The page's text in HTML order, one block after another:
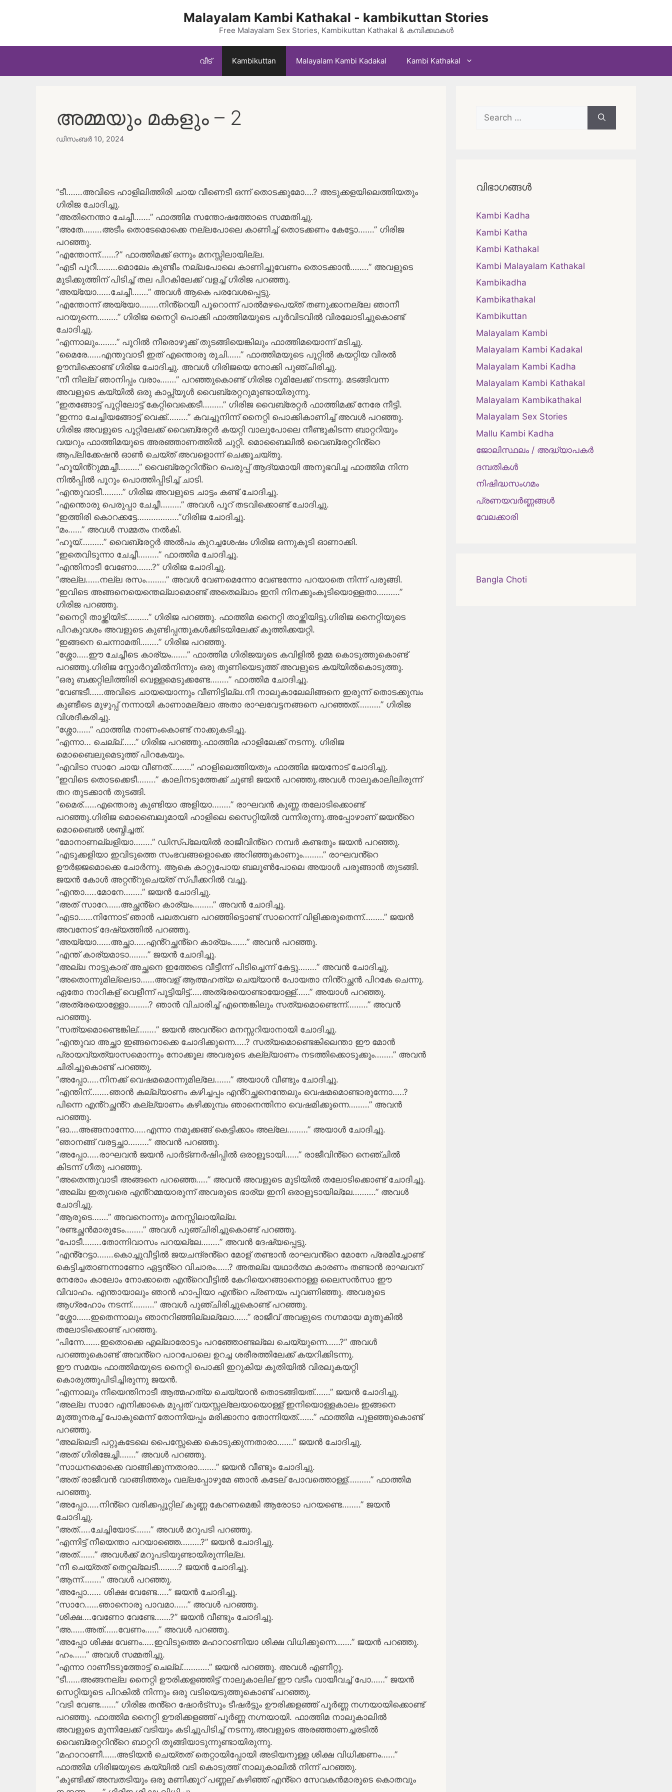
Malayalam Kambi Kathakal - kambikuttan Stories
Free Malayalam Sex Stories, Kambikuttan Kathakal & കമ്പിക്കഥകൾ
വീട് Kambikuttan Malayalam Kambi Kadakal Kambi Kathakal
അമ്മയും മകളും – 2
ഡിസംബർ 10, 2024
“ടീ…….അവിടെ ഹാളിലിത്തിരി ചായ വീണെടീ ഒന്ന് തൊടക്കുമോ….? അടുക്കളയിലെത്തിയതും
ഗിരിജ ചോദിച്ചു.
“അതിനെന്താ ചേച്ചീ…….” ഫാത്തിമ സന്തോഷത്തോടെ സമ്മതിച്ചു.
“അതേ……..അടീം തൊടേമൊക്കെ നല്ലപോലെ കാണിച്ച് തൊടക്കണം കേട്ടോ…….” ഗിരിജ
പറഞ്ഞു.
“എന്തോന്ന്…….?” ഫാത്തിമക്ക് ഒന്നും മനസ്സിലായില്ല.
“എടീ പൂറീ………മൊലേം കുണ്ടീം നല്ലപോലെ കാണിച്ചുവേണം തൊടക്കാൻ……..” അവളുടെ
മുടിക്കുത്തിന് പിടിച്ച് തല പിറകിലേക്ക് വളച്ച് ഗിരിജ പറഞ്ഞു.
“അയ്യോ……ചേച്ചീ…….” അവൾ ആകെ പരവേശപ്പെട്ടു.
“എന്തോന്ന് അയ്യോ……..നിൻ്റെയീ പൂറൊന്ന് പാൽമഴപെയ്ത് തണുക്കാനല്ലേ ഞാനീ
പറയുന്നെ………” ഗിരിജ നൈറ്റി പൊക്കി ഫാത്തിമയുടെ പൂർവിടവിൽ വിരലോടിച്ചുകൊണ്ട്
ചോദിച്ചു.
“എന്നാലും……..” പൂറിൽ നീരൊഴുക്ക് തുടങ്ങിയെങ്കിലും ഫാത്തിമയൊന്ന് മടിച്ചു.
“മൈരേ……എന്തുവാടീ ഇത് എന്തൊരു രുചി……” ഫാത്തിമയുടെ പൂറ്റിൽ കയറ്റിയ വിരൽ
ഊമ്പിക്കൊണ്ട് ഗിരിജ ചോദിച്ചു. അവൾ ഗിരിജയെ നോക്കി പുഞ്ചിരിച്ചു.
“നീ നില്ല് ഞാനിപ്പം വരാം…….” പറഞ്ഞുകൊണ്ട് ഗിരിജ റൂമിലേക്ക് നടന്നു. മടങ്ങിവന്ന
അവളുടെ കയ്യിൽ ഒരു കാപ്സ്യൂൾ വൈബ്രേറ്ററുമുണ്ടായിരുന്നു.
“ഇതങ്ങോട്ട് പൂറ്റിലോട്ട് കേറ്റിവെക്കെടീ………” ഗിരിജ വൈബ്രേറ്റർ ഫാത്തിമക്ക് നേരേ നീട്ടി.
“ഇന്നാ ചേച്ചിയങ്ങോട്ട് വെക്ക്………” കവച്ചുനിന്ന് നൈറ്റി പൊക്കികാണിച്ച് അവൾ പറഞ്ഞു.
ഗിരിജ അവളുടെ പൂറ്റിലേക്ക് വൈബ്രേറ്റർ കയറ്റി വാലുപോലെ നീണ്ടുകിടന്ന ബാറ്ററിയും
വയറും ഫാത്തിമയുടെ അരഞ്ഞാണത്തിൽ ചുറ്റി. മൊബൈലിൽ വൈബ്രേറ്ററിൻ്റെ
ആപ്ലിക്കേഷൻ ഓൺ ചെയ്ത് അവളൊന്ന് ചെക്കൂചയ്തു.
“ഹൂയിൻ്റുമ്മച്ചീ………” വൈബ്രേറ്ററിൻ്റെ പെരുപ്പ് ആദ്യമായി അനുഭവിച്ച ഫാത്തിമ നിന്ന
നിൽപ്പിൽ പൂറും പൊത്തിപ്പിടിച്ച് ചാടി.
“എന്തുവാടീ………” ഗിരിജ അവളുടെ ചാട്ടം കണ്ട് ചോദിച്ചു.
“എന്തൊരു പെരുപ്പാ ചേച്ചീ………” അവൾ പൂറ് തടവിക്കൊണ്ട് ചോദിച്ചു.
“ഇത്തിരി കൊറക്കട്ടേ………………”ഗിരിജ ചോദിച്ചു.
“മം……” അവൾ സമ്മതം നൽകി.
“ഹൂയ്……….” വൈബ്രേറ്റർ അൽപം കുറച്ചശേഷം ഗിരിജ ഒന്നുകൂടി ഓണാക്കി.
“ഇതെവിടുന്നാ ചേച്ചീ………” ഫാത്തിമ ചോദിച്ചു.
“എന്തിനാടീ വേണോ…….?” ഗിരിജ ചോദിച്ചു.
“അല്ല……നല്ല രസം………” അവൾ വേണമെന്നോ വേണ്ടന്നോ പറയാതെ നിന്ന് പരുങ്ങി.
“ഇവിടെ അങ്ങനെയെന്തെല്ലാമൊണ്ട് അതെല്ലാം ഇനി നിനക്കുംകൂടിയൊള്ളതാ……….”
ഗിരിജ പറഞ്ഞു.
“നൈറ്റി താഴ്ത്തിയിട്……….” ഗിരിജ പറഞ്ഞു. ഫാത്തിമ നൈറ്റി താഴ്ത്തിയിട്ടു.ഗിരിജ നൈറ്റിയുടെ
പിറകുവശം അവളുടെ കുണ്ടിപ്പന്തുകൾക്കിടയിലേക്ക് കുത്തിക്കയറ്റി.
“ഇങ്ങനെ ചെന്നാമതി……..” ഗിരിജ പറഞ്ഞു.
“ശ്ശോ…..ഈ ചേച്ചീടെ കാര്യം…….” ഫാത്തിമ ഗിരിജയുടെ കവിളിൽ ഉമ്മ കൊടുത്തുകൊണ്ട്
പറഞ്ഞു.ഗിരിജ സ്റ്റോർറൂമിൽനിന്നും ഒരു തുണിയെടുത്ത് അവളുടെ കയ്യിൽകൊടുത്തു.
“ഒരു ബക്കറ്റിലിത്തിരി വെള്ളമെടുക്കണ്ടേ……..” ഫാത്തിമ ചോദിച്ചു.
“വേണ്ടടീ……അവിടെ ചായയൊന്നും വീണിട്ടില്ല.നീ നാലുകാലേലിങ്ങനെ ഇരുന്ന് തൊടക്കുമ്പം
കുണ്ടീടെ മുഴുപ്പ് നന്നായി കാണാമല്ലോ അതാ രാഘവേട്ടനങ്ങനെ പറഞ്ഞത്……….” ഗിരിജ
വിശദീകരിച്ചു.
“ശ്ശോ……” ഫാത്തിമ നാണംകൊണ്ട് നാക്കുകടിച്ചു.
“എന്നാ… ചെല്ല്……” ഗിരിജ പറഞ്ഞു.ഫാത്തിമ ഹാളിലേക്ക് നടന്നു. ഗിരിജ
മൊബൈലുമെടുത്ത് പിറകേയും.
“എവിടാ സാറേ ചായ വീണത്………” ഹാളിലെത്തിയതും ഫാത്തിമ ജയനോട് ചോദിച്ചു.
“ഇവിടെ തൊടക്കെടീ……..” കാലിനടുത്തേക്ക് ചൂണ്ടി ജയൻ പറഞ്ഞു.അവൾ നാലുകാലിലിരുന്ന്
തറ തുടക്കാൻ തുടങ്ങി.
“മൈര്……എന്തൊരു കുണ്ടിയാ അളിയാ……..” രാഘവൻ കുണ്ണ തലോടിക്കൊണ്ട്
പറഞ്ഞു.ഗിരിജ മൊബൈലുമായി ഹാളിലെ സൈറ്റിയിൽ വന്നിരുന്നു.അപ്പോഴാണ് ജയൻ്റെ
മൊബൈൽ ശബ്ദിച്ചത്.
“മോനാണല്ലളിയാ……..” ഡിസ്പ്ലേയിൽ രാജീവിൻ്റെ നമ്പർ കണ്ടതും ജയൻ പറഞ്ഞു.
“എടുക്കളിയാ ഇവിടുത്തെ സംഭവങ്ങളൊക്കെ അറിഞ്ഞുകാണും………” രാഘവൻ്റെ
ഊർജ്ജമൊക്കെ ചോർന്നു. ആകെ കാറ്റുപോയ ബലൂൺപോലെ അയാൾ പരുങ്ങാൻ തുടങ്ങി.
ജയൻ കോൾ അറ്റൻ്റുചെയ്ത് സ്പീക്കറിൽ വച്ചു.
“എന്താ…..മോനേ……..” ജയൻ ചോദിച്ചു.
“അത് സാറേ……അച്ഛൻ്റെ കാര്യം………” അവൻ ചോദിച്ചു.
“എടാ……നിന്നോട് ഞാൻ പലതവണ പറഞ്ഞിട്ടൊണ്ട് സാറെന്ന് വിളിക്കരുതെന്ന്………” ജയൻ
അവനോട് ദേഷ്യത്തിൽ പറഞ്ഞു.
“അയ്യോ……അച്ഛാ…..എൻ്റച്ഛൻ്റെ കാര്യം…….” അവൻ പറഞ്ഞു.
“എന്ത് കാര്യമാടാ……..” ജയൻ ചോദിച്ചു.
“അല്ല നാട്ടുകാര് അച്ഛനെ ഇത്തേടെ വീട്ടീന്ന് പിടിച്ചെന്ന് കേട്ടു……..” അവൻ ചോദിച്ചു.
“അതൊന്നുമില്ലെടാ……അവള് ആത്മഹത്യ ചെയ്യാൻ പോയതാ നിൻ്റച്ഛൻ പിറകേ ചെന്നു.
ഏതോ നാറികള് വെളീന്ന് പൂട്ടിയിട്ട്…..അത്രേയൊണ്ടായോള്ള്……” അയാൾ പറഞ്ഞു.
“അത്രേയൊള്ളോ………? ഞാൻ വിചാരിച്ച് എന്തെങ്കിലും സത്യമൊണ്ടെന്ന്………” അവൻ
പറഞ്ഞു.
“സത്യമൊണ്ടെങ്കില്……..” ജയൻ അവൻ്റെ മനസ്സറിയാനായി ചോദിച്ചു.
“എന്തുവാ അച്ഛാ ഇങ്ങനൊക്കെ ചോദിക്കുന്നെ…..? സത്യമൊണ്ടെങ്കിലെന്താ ഈ മോൻ
പ്രായവ്യത്യാസമൊന്നും നോക്കൂല അവരുടെ കല്ല്യാണം നടത്തിക്കൊടുക്കും……..” അവൻ
ചിരിച്ചുകൊണ്ട് പറഞ്ഞു.
“അപ്പോ…..നിനക്ക് വെഷമമൊന്നുമില്ലേ…….” അയാൾ വീണ്ടും ചോദിച്ചു.
“എന്തിന്……..ഞാൻ കല്ല്യാണം കഴിച്ചപ്പം എൻ്റച്ഛനെന്തേലും വെഷമമൊണ്ടാരുന്നോ…..?
പിന്നെ എൻ്റച്ഛൻ്റ കല്ല്യാണം കഴിക്കുമ്പം ഞാനെന്തിനാ വെഷമിക്കുന്നെ………” അവൻ
പറഞ്ഞു.
“ഓ….അങ്ങനാന്നോ…..എന്നാ നമുക്കങ്ങ് കെട്ടിക്കാം അല്ലേ………” അയാൾ ചോദിച്ചു.
“ഞാനങ്ങ് വരട്ടച്ഛാ………” അവൻ പറഞ്ഞു.
“അപ്പോ…..രാഘവൻ ജയൻ പാർട്ണർഷിപ്പിൽ ഒരാളൂടായി……” രാജീവിൻ്റെ നെഞ്ചിൽ
കിടന്ന് ഗീതു പറഞ്ഞു.
“അതെന്തുവാടീ അങ്ങനെ പറഞ്ഞെ…..” അവൻ അവളുടെ മുടിയിൽ തലോടിക്കൊണ്ട് ചോദിച്ചു.
“അല്ല ഇതുവരെ എൻ്റമ്മയാരുന്ന് അവരുടെ ഭാര്യ ഇനി ഒരാളൂടായില്ലേ……….” അവൾ
ചോദിച്ചു.
“ആരുടെ…….” അവനൊന്നും മനസ്സിലായില്ല.
“രണ്ടച്ഛൻമാരുടേം……..” അവൾ പുഞ്ചിരിച്ചുകൊണ്ട് പറഞ്ഞു.
“പോടീ……..തോന്നിവാസം പറയല്ലേ……..” അവൻ ദേഷ്യപ്പെട്ടു.
“എൻ്റേട്ടാ…….കൊച്ചുവീട്ടിൽ ജയചന്ദ്രൻ്റെ മോള് തണ്ടാൻ രാഘവൻ്റെ മോനേ പ്രേമിച്ചോണ്ട്
കെട്ടിച്ചതാണന്നാണോ ഏട്ടൻ്റെ വിചാരം……? അതല്ല യഥാർത്ഥ കാരണം തണ്ടാൻ രാഘവന്
നേരോം കാലോം നോക്കാതെ എൻ്റെവീട്ടിൽ കേറിയെറങ്ങാനൊള്ള ലൈസൻസാ ഈ
വിവാഹം. എന്തായാലും ഞാൻ ഹാപ്പിയാ എൻ്റെ പ്രണയം പൂവണിഞ്ഞു. അവരുടെ
ആഗ്രഹോം നടന്ന്……….” അവൾ പുഞ്ചിരിച്ചുകൊണ്ട് പറഞ്ഞു.
“ശ്ശോ……ഇതെന്നാലും ഞാനറിഞ്ഞില്ലല്ലോ……” രാജീവ് അവളുടെ നഗ്നമായ മുതുകിൽ
തലോടിക്കൊണ്ട് പറഞ്ഞു.
“പിന്നേ…….ഇതൊക്കെ എല്ലാരോടും പറഞ്ഞോണ്ടല്ലേ ചെയ്യുന്നെ……?” അവൾ
പറഞ്ഞുകൊണ്ട് അവൻ്റെ പാറപോലെ ഉറച്ച ശരീരത്തിലേക്ക് കയറിക്കിടന്നു.
ഈ സമയം ഫാത്തിമയുടെ നൈറ്റി പൊക്കി ഇറുകിയ കൂതിയിൽ വിരലുകയറ്റി
കൊരുത്തുപിടിച്ചിരുന്നു ജയൻ.
“എന്നാലും നീയെന്തിനാടീ ആത്മഹത്യ ചെയ്യാൻ തൊടങ്ങിയത്…….” ജയൻ ചോദിച്ചു.
“അല്ല സാറേ എനിക്കാകെ മുപ്പത് വയസ്സല്ലേയായൊള്ള് ഇനിയൊള്ളകാലം ഇങ്ങനെ
മൂത്തുനരച്ച് പോകുമെന്ന് തോന്നിയപ്പം മരിക്കാനാ തോന്നിയത്…….” ഫാത്തിമ പുളഞ്ഞുകൊണ്ട്
പറഞ്ഞു.
“അല്ലെടീ പറ്റുകടേലെ പൈസ്സേക്കെ കൊടുക്കുന്നതാരാ…….” ജയൻ ചോദിച്ചു.
“അത് ഗിരിജേച്ചി…….” അവൾ പറഞ്ഞു.
“സാധനമൊക്കെ വാങ്ങിക്കുന്നതാരാ……..” ജയൻ വീണ്ടും ചോദിച്ചു.
“അത് രാജീവൻ വാങ്ങിത്തരും വല്ലപ്പോഴുമേ ഞാൻ കടേല് പോവത്തൊള്ള്……….” ഫാത്തിമ
പറഞ്ഞു.
“അപ്പോ…..നിൻ്റെ വരിക്കപ്പൂറ്റില് കുണ്ണ കേറണമെങ്കി ആരോടാ പറയണ്ടെ……..” ജയൻ
ചോദിച്ചു.
“അത്…..ചേച്ചിയോട്…….” അവൾ മറുപടി പറഞ്ഞു.
“എന്നിട്ട് നീയെന്താ പറയാഞ്ഞെ………?” ജയൻ ചോദിച്ചു.
“അത്…….” അവൾക്ക് മറുപടിയുണ്ടായിരുന്നില്ല.
“നീ ചെയ്തത് തെറ്റല്ലേടീ………? ജയൻ ചോദിച്ചു.
“ആന്ന്……..” അവൾ പറഞ്ഞു.
“അപ്പോ…… ശിക്ഷ വേണ്ടേ…..” ജയൻ ചോദിച്ചു.
“സാറേ……ഞാനൊരു പാവമാ……” അവൾ പറഞ്ഞു.
“ശിക്ഷ….വേണോ വേണ്ടേ…….?” ജയൻ വീണ്ടും ചോദിച്ചു.
“അ……അത്……വേണം……” അവൾ പറഞ്ഞു.
“അപ്പോ ശിക്ഷ വേണം…..ഇവിടുത്തെ മഹാറാണിയാ ശിക്ഷ വിധിക്കുന്നെ…….” ജയൻ പറഞ്ഞു.
“ഹം……” അവൾ സമ്മതിച്ചു.
“എന്നാ റാണീടടുത്തോട്ട് ചെല്ല്…………” ജയൻ പറഞ്ഞു. അവൾ എണീറ്റു.
“ടീ……അങ്ങനല്ല നൈറ്റി ഊരിക്കളഞ്ഞിട്ട് നാലുകാലില് ഈ വടീം വായീവച്ച് പോ……” ജയൻ
സെറ്റിയുടെ പിറകിൽ നിന്നും ഒരു വടിയെടുത്തുകൊണ്ട് പറഞ്ഞു.
“വടി വേണ്ട…….” ഗിരിജ തൻ്റെ ഷോർട്സും ടീഷർട്ടും ഊരിക്കളഞ്ഞ് പൂർണ്ണ നഗ്നയായിക്കൊണ്ട്
പറഞ്ഞു. ഫാത്തിമ നൈറ്റി ഊരിക്കളഞ്ഞ് പൂർണ്ണ നഗ്നയായി. ഫാത്തിമ നാലുകാലിൽ
അവളുടെ മുന്നിലേക്ക് വടിയും കടിച്ചുപിടിച്ച് നടന്നു.അവളുടെ അരഞ്ഞാണച്ചരടിൽ
വൈബ്രേറ്ററിൻ്റെ ബാറ്ററി തൂങ്ങിയാടുന്നുണ്ടായിരുന്നു.
“മഹാറാണീ……അടിയൻ ചെയ്തത് തെറ്റായിപ്പോയി അടിയനുള്ള ശിക്ഷ വിധിക്കണം……”
ഫാത്തിമ ഗിരിജയുടെ കയ്യിൽ വടി കൊടുത്ത് നാലുകാലിൽ നിന്ന് പറഞ്ഞു.
“കുണ്ടിക്ക് അമ്പതടിയും ഒരു മണിക്കൂറ് പണ്ണല് കഴിഞ്ഞ് എൻ്റെ സേവകൻമാരുടെ കൊതവും
Search
for:
വിഭാഗങ്ങൾ
Kambi Kadha
Kambi Katha
Kambi Kathakal
Kambi Malayalam Kathakal
Kambikadha
Kambikathakal
Kambikuttan
Malayalam Kambi
Malayalam Kambi Kadakal
Malayalam Kambi Kadha
Malayalam Kambi Kathakal
Malayalam Kambikathakal
Malayalam Sex Stories
Mallu Kambi Kadha
ജോലിസ്ഥലം / അദ്ധ്യാപകർ
ദമ്പതികള്‍
നിഷിദ്ധസംഗമം
പ്രണയവർണ്ണങ്ങൾ
വേലക്കാരി
Bangla Choti